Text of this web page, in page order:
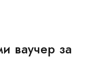
ваучер за